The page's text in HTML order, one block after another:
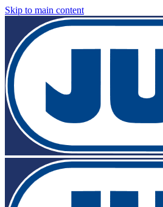
Skip to main content